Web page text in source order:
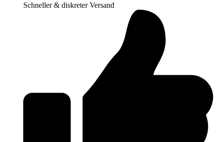
Schneller & diskreter Versand